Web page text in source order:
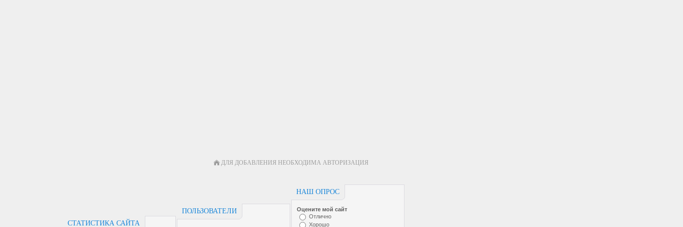
ДЛЯ ДОБАВЛЕНИЯ НЕОБХОДИМА АВТОРИЗАЦИЯ
СТАТИСТИКА САЙТА
ПОЛЬЗОВАТЕЛИ
НАШ ОПРОС
Оцените мой сайт
Отлично
Хорошо